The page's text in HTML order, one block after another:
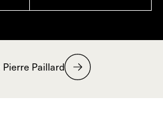
Pierre Paillard